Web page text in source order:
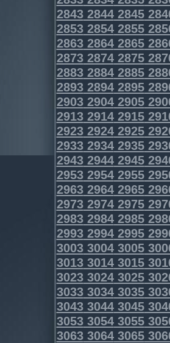
284328442845
285328542855
286328642865
287328742875
288328842885
289328942895
290329042905
291329142915
292329242925
293329342935
294329442945
295329542955
296329642965
297329742975
298329842985
299329942995
300330043005
301330143015
302330243025
303330343035
304330443045
305330543055
306330643065